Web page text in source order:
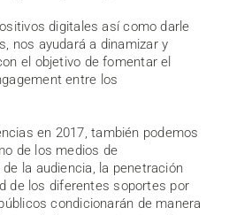
digitales así como darle
nos ayudará a dinamizar y
el objetivo de fomentar el
entre los
en 2017, también podemos
de los medios de
la audiencia, la penetración
de los diferentes soportes por
condicionarán de manera